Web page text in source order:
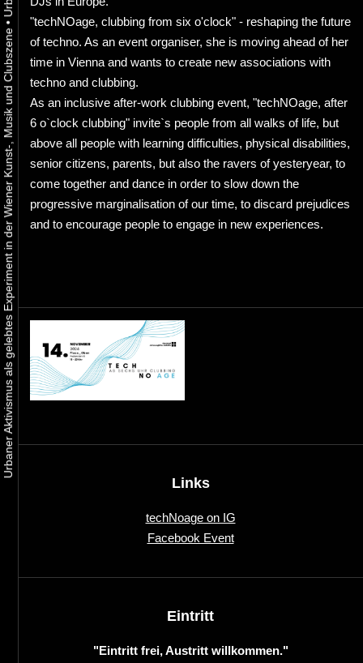
Urbaner Aktivismus als gelebtes Experiment in der Wiener Kunst-, Musik und Clubszene
•
"techNOage, clubbing from six o'clock" - reshaping the future
of techno. As an event organiser, she is moving ahead of her
time in Vienna and wants to create new associations with
techno and clubbing.
As an inclusive after-work clubbing event, "techNOage, after
6 o`clock clubbing" invite`s people from all walks of life, but
above all people with learning difficulties, physical disabilities,
senior citizens, parents, but also the ravers of yesteryear, to
come together and dance in order to slow down the
progressive marginalisation of our time, to discard prejudices
and to encourage people to engage in new experiences.
Links
techNoage on IG
Facebook Event
Eintritt
"Eintritt frei, Austritt willkommen."